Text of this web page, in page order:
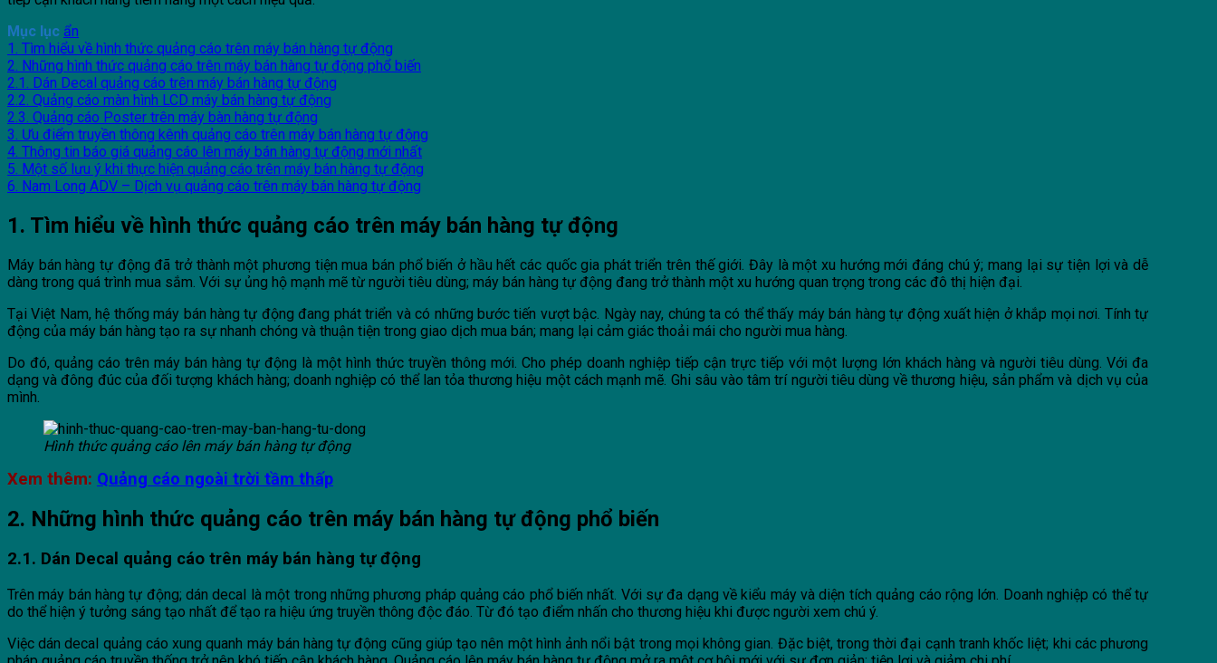
Mục lục ẩn
1. Tìm hiểu về hình thức quảng cáo trên máy bán hàng tự động
2. Những hình thức quảng cáo trên máy bán hàng tự động phổ biến
2.1. Dán Decal quảng cáo trên máy bán hàng tự động
2.2. Quảng cáo màn hình LCD máy bán hàng tự động
2.3. Quảng cáo Poster trên máy bàn hàng tự động
3. Ưu điểm truyền thông kênh quảng cáo trên máy bán hàng tự động
4. Thông tin báo giá quảng cáo lên máy bán hàng tự động mới nhất
5. Một số lưu ý khi thực hiện quảng cáo trên máy bán hàng tự động
6. Nam Long ADV – Dịch vụ quảng cáo trên máy bán hàng tự động
1. Tìm hiểu về hình thức quảng cáo trên máy bán hàng tự động
Máy bán hàng tự động đã trở thành một phương tiện mua bán phổ biến ở hầu hết các quốc gia phát triển trên thế giới. Đây là một xu hướng mới đáng chú ý; mang lại sự tiện lợi và dễ
dàng trong quá trình mua sắm. Với sự ủng hộ mạnh mẽ từ người tiêu dùng; máy bán hàng tự động đang trở thành một xu hướng quan trọng trong các đô thị hiện đại.
Tại Việt Nam, hệ thống máy bán hàng tự động đang phát triển và có những bước tiến vượt bậc. Ngày nay, chúng ta có thể thấy máy bán hàng tự động xuất hiện ở khắp mọi nơi. Tính tự
động của máy bán hàng tạo ra sự nhanh chóng và thuận tiện trong giao dịch mua bán; mang lại cảm giác thoải mái cho người mua hàng.
Do đó, quảng cáo trên máy bán hàng tự động là một hình thức truyền thông mới. Cho phép doanh nghiệp tiếp cận trực tiếp với một lượng lớn khách hàng và người tiêu dùng. Với đa
dạng và đông đúc của đối tượng khách hàng; doanh nghiệp có thể lan tỏa thương hiệu một cách mạnh mẽ. Ghi sâu vào tâm trí người tiêu dùng về thương hiệu, sản phẩm và dịch vụ của
mình.
Hình thức quảng cáo lên máy bán hàng tự động
Xem thêm: Quảng cáo ngoài trời tầm thấp
2. Những hình thức quảng cáo trên máy bán hàng tự động phổ biến
2.1. Dán Decal quảng cáo trên máy bán hàng tự động
Trên máy bán hàng tự động; dán decal là một trong những phương pháp quảng cáo phổ biến nhất. Với sự đa dạng về kiểu máy và diện tích quảng cáo rộng lớn. Doanh nghiệp có thể tự
do thể hiện ý tưởng sáng tạo nhất để tạo ra hiệu ứng truyền thông độc đáo. Từ đó tạo điểm nhấn cho thương hiệu khi được người xem chú ý.
Việc dán decal quảng cáo xung quanh máy bán hàng tự động cũng giúp tạo nên một hình ảnh nổi bật trong mọi không gian. Đặc biệt, trong thời đại cạnh tranh khốc liệt; khi các phương